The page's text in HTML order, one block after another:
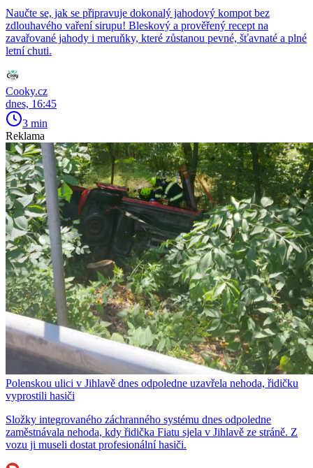
Naučte se, jak se připravuje dokonalý jahodový kompot bez
zdlouhavého vaření sirupu! Bleskový a prověřený recept na
zavařované jahody i meruňky, které zůstanou pevné, šťavnaté a plné
letní chuti.
Cooky.cz
dnes, 16:45
3 min
Reklama
Polenskou ulici v Jihlavě dnes odpoledne uzavřela nehoda, řidičku
vyprostili hasiči
Složky integrovaného záchranného systému dnes odpoledne
zaměstnávala nehoda, kdy řidička Fiatu sjela v Jihlavě ze stráně. Z
vozu ji museli dostat profesionální hasiči.